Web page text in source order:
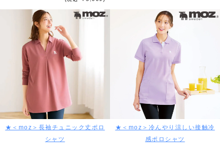
★＜moz＞長袖チュニック丈ポロ
シャツ
★＜moz＞冷んやり涼しい接触冷
感ポロシャツ